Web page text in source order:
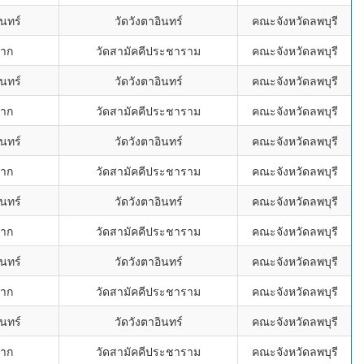
ทร์ วัดวังตาอินทร์
คณะจังหวัดลพบุรี
ก
วัดสามัคคีประชาราม
คณะจังหวัดลพบุรี
ทร์
วัดวังตาอินทร์
คณะจังหวัดลพบุรี
ก
วัดสามัคคีประชาราม
คณะจังหวัดลพบุรี
ทร์
วัดวังตาอินทร์
คณะจังหวัดลพบุรี
ก
วัดสามัคคีประชาราม
คณะจังหวัดลพบุรี
ทร์
วัดวังตาอินทร์
คณะจังหวัดลพบุรี
ก
วัดสามัคคีประชาราม
คณะจังหวัดลพบุรี
ทร์
วัดวังตาอินทร์
คณะจังหวัดลพบุรี
ก
วัดสามัคคีประชาราม
คณะจังหวัดลพบุรี
ทร์
วัดวังตาอินทร์
คณะจังหวัดลพบุรี
ก
วัดสามัคคีประชาราม คณะจังหวัดลพบุรี